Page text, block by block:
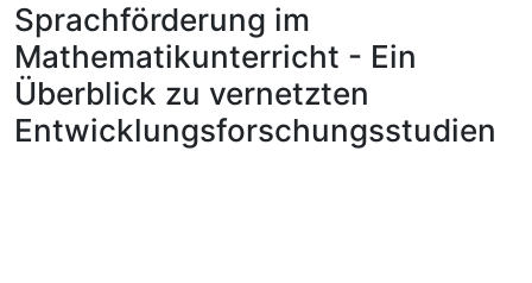
FAQ
Leitlinien
Zurück zur Startseite
Sprachförderung im
Mathematikunterricht - Ein
Überblick zu vernetzten
Entwicklungsforschungsstudien